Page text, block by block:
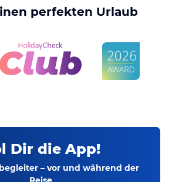
perfekten Urlaub
Dir die App!
– vor und während der